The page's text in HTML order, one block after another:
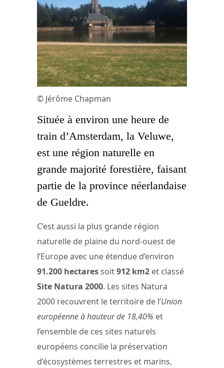
© Jérôme Chapman
Située à environ une heure de
train d’Amsterdam, la Veluwe,
est une région naturelle en
grande majorité forestière, faisant
partie de la province néerlandaise
de Gueldre.
C’est aussi la plus grande région
naturelle de plaine du nord-ouest de
l’Europe avec une étendue d’environ
91.200 hectaressoit912 km2 et classé
Site Natura 2000. Les sites Natura
2000 recouvrent le territoire de l’Union
européenne à hauteur de 18,40% et
l’ensemble de ces sites naturels
européens concilie la préservation
d’écosystèmes terrestres et marins,